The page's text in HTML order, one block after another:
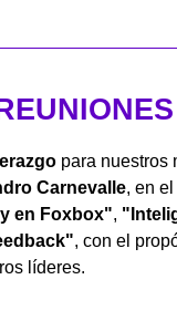
para nuestros
Carnevalle, en
en Foxbox",
, con el
líderes.